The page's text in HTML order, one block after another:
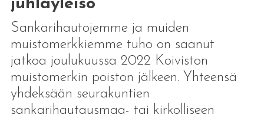
juhlayleisö
Sankarihautojemme ja muiden
muistomerkkiemme tuho on saanut
jatkoa joulukuussa 2022 Koiviston
muistomerkin poiston jälkeen. Yhteensä
yhdeksään seurakuntien
sankarihautausmaa- tai kirkolliseen